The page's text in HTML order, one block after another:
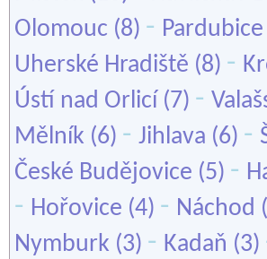
Olomouc (8) - Pardubice
Uherské Hradiště (8) -
Ústí nad Orlicí (7) -
Mělník (6) - Jihlava (6) -
České Budějovice (5) -
- Hořovice (4) - Náchod
Nymburk (3) - Kadaň (3)